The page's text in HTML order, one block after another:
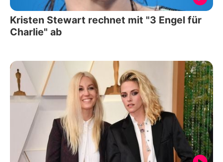
Kristen Stewart rechnet mit "3 Engel für
Charlie" ab